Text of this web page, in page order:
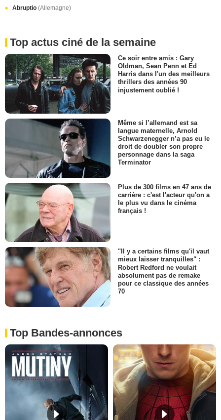
Abruptio (Allemagne)
Top actus ciné de la semaine
Ce soir entre amis : Gary
Oldman, Sean Penn et Ed
Harris dans l'un des meilleurs
thrillers des années 90
injustement oublié !
Même si l’allemand est sa
langue maternelle, Arnold
Schwarzenegger n’a pas eu le
droit de doubler son propre
personnage dans la saga
Terminator
Plus de 300 films en 47 ans de
carrière : c'est l'acteur qu'on a
le plus vu dans le cinéma
français !
"Il y a certains films qu'il vaut
mieux laisser tranquilles" :
Robert Redford ne voulait
absolument pas de remake
pour ce classique des années
70
Top Bandes-annonces